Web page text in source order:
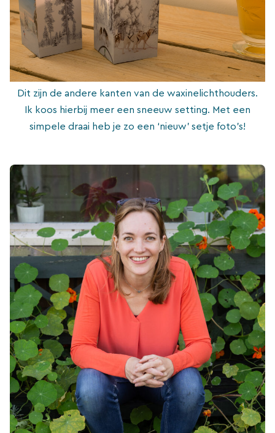
Dit zijn de andere kanten van de waxinelichthouders.
Ik koos hierbij meer een sneeuw setting. Met een
simpele draai heb je zo een ‘nieuw’ setje foto’s!